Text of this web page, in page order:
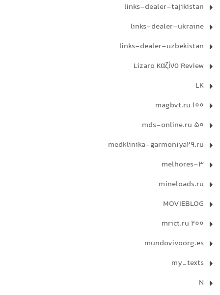
links-dealer-tajikistan
links-dealer-ukraine
links-dealer-uzbekistan
Lizaro καζίνο Review
LK
magbvt.ru 100
mds-online.ru 50
medklinika-garmoniya29.ru
melhores-3
mineloads.ru
MOVIEBLOG
mrict.ru 200
mundovivoorg.es
my_texts
N